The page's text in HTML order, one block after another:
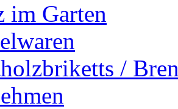
im Garten
/